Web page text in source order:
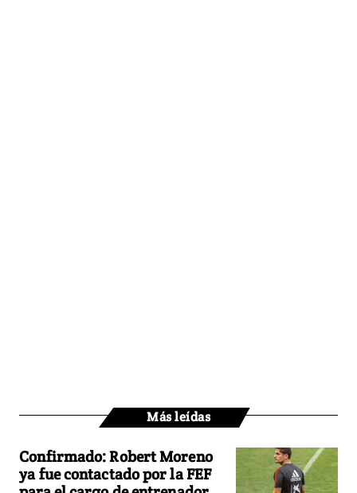
Más leídas
Confirmado: Robert Moreno
ya fue contactado por la FEF